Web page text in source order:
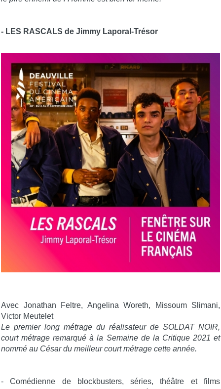
- LES RASCALS de Jimmy Laporal-Trésor
Avec Jonathan Feltre, Angelina Woreth, Missoum Slimani,
Victor Meutelet
Le premier long métrage du réalisateur de SOLDAT NOIR,
court métrage remarqué à la Semaine de la Critique 2021 et
nommé au César du meilleur court métrage cette année.
- Comédienne de blockbusters, séries, théâtre et films